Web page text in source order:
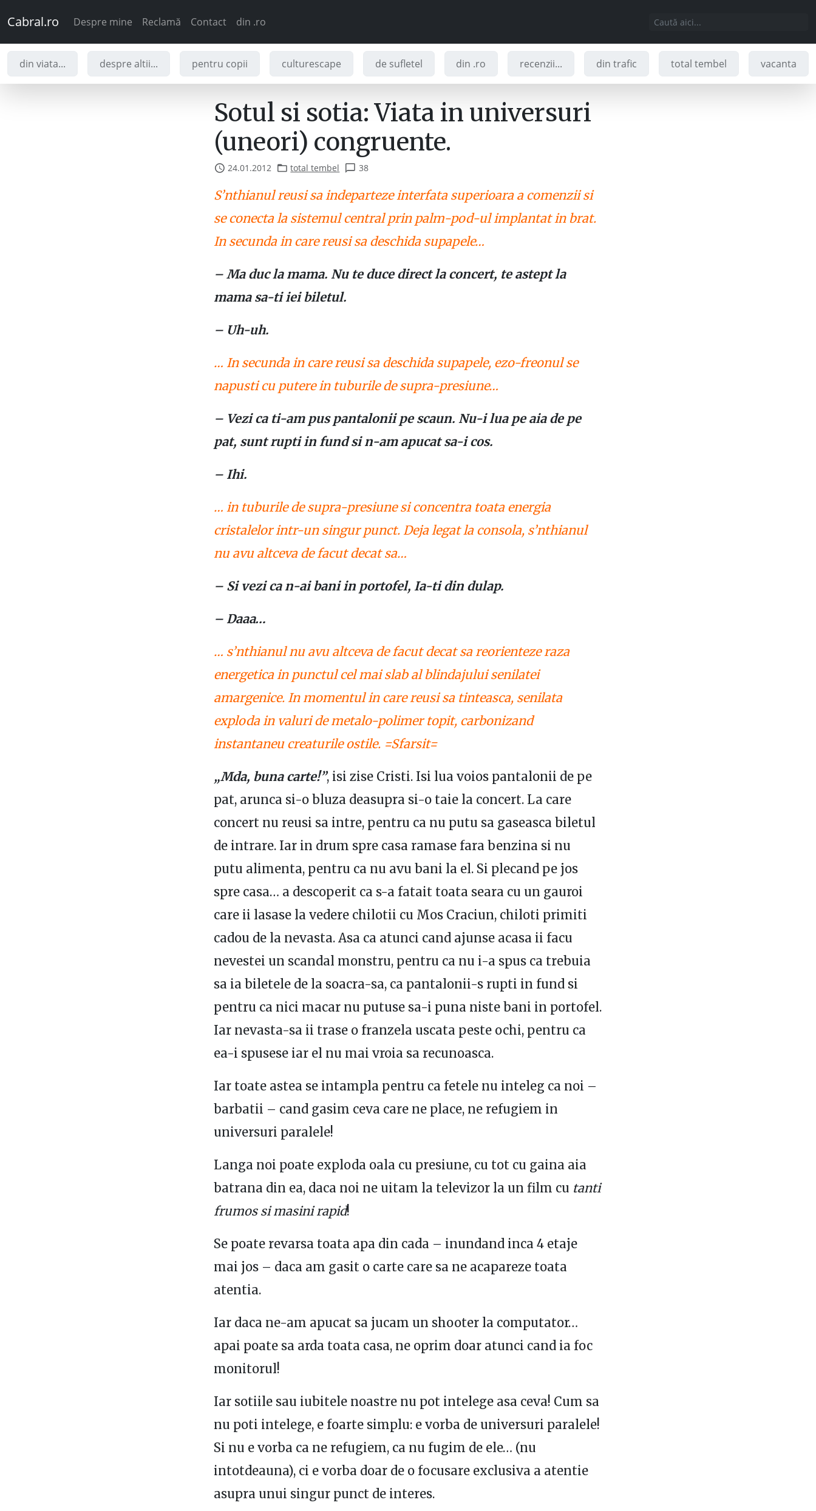
Cabral.ro Despre mine Reclamă Contact din .ro
din viata... despre altii... pentru copii culturescape de sufletel din .ro recenzii... din trafic total tembel vacanta
Sotul si sotia: Viata in universuri
(uneori) congruente.
24.01.2012 total tembel 38
S’nthianul reusi sa indeparteze interfata superioara a comenzii si
se conecta la sistemul central prin palm-pod-ul implantat in brat.
In secunda in care reusi sa deschida supapele…
– Ma duc la mama. Nu te duce direct la concert, te astept la
mama sa-ti iei biletul.
– Uh-uh.
… In secunda in care reusi sa deschida supapele, ezo-freonul se
napusti cu putere in tuburile de supra-presiune…
– Vezi ca ti-am pus pantalonii pe scaun. Nu-i lua pe aia de pe
pat, sunt rupti in fund si n-am apucat sa-i cos.
– Ihi.
… in tuburile de supra-presiune si concentra toata energia
cristalelor intr-un singur punct. Deja legat la consola, s’nthianul
nu avu altceva de facut decat sa…
– Si vezi ca n-ai bani in portofel, Ia-ti din dulap.
– Daaa…
… s’nthianul nu avu altceva de facut decat sa reorienteze raza
energetica in punctul cel mai slab al blindajului senilatei
amargenice. In momentul in care reusi sa tinteasca, senilata
exploda in valuri de metalo-polimer topit, carbonizand
instantaneu creaturile ostile. =Sfarsit=
„Mda, buna carte!”, isi zise Cristi. Isi lua voios pantalonii de pe
pat, arunca si-o bluza deasupra si-o taie la concert. La care
concert nu reusi sa intre, pentru ca nu putu sa gaseasca biletul
de intrare. Iar in drum spre casa ramase fara benzina si nu
putu alimenta, pentru ca nu avu bani la el. Si plecand pe jos
spre casa… a descoperit ca s-a fatait toata seara cu un gauroi
care ii lasase la vedere chilotii cu Mos Craciun, chiloti primiti
cadou de la nevasta. Asa ca atunci cand ajunse acasa ii facu
nevestei un scandal monstru, pentru ca nu i-a spus ca trebuia
sa ia biletele de la soacra-sa, ca pantalonii-s rupti in fund si
pentru ca nici macar nu putuse sa-i puna niste bani in portofel.
Iar nevasta-sa ii trase o franzela uscata peste ochi, pentru ca
ea-i spusese iar el nu mai vroia sa recunoasca.
Iar toate astea se intampla pentru ca fetele nu inteleg ca noi –
barbatii – cand gasim ceva care ne place, ne refugiem in
universuri paralele!
Langa noi poate exploda oala cu presiune, cu tot cu gaina aia
batrana din ea, daca noi ne uitam la televizor la un film cu tanti
frumos si masini rapid!
Se poate revarsa toata apa din cada – inundand inca 4 etaje
mai jos – daca am gasit o carte care sa ne acapareze toata
atentia.
Iar daca ne-am apucat sa jucam un shooter la computator…
apai poate sa arda toata casa, ne oprim doar atunci cand ia foc
monitorul!
Iar sotiile sau iubitele noastre nu pot intelege asa ceva! Cum sa
nu poti intelege, e foarte simplu: e vorba de universuri paralele!
Si nu e vorba ca ne refugiem, ca nu fugim de ele… (nu
intotdeauna), ci e vorba doar de o focusare exclusiva a atentie
asupra unui singur punct de interes.